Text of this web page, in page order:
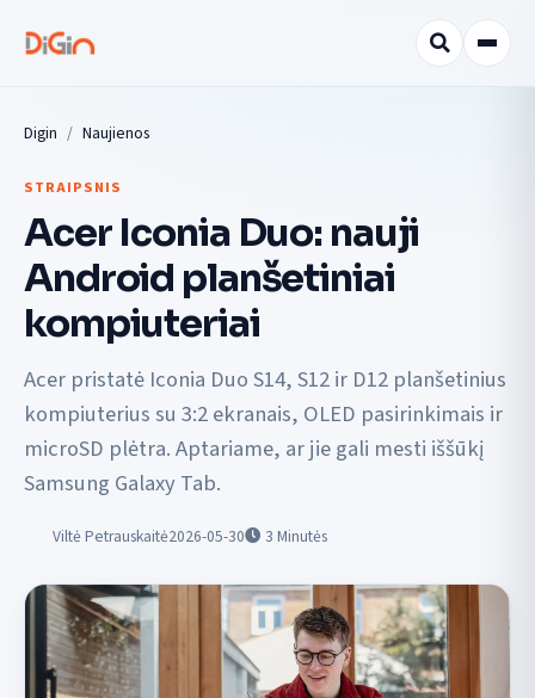
Digin Naujienos
STRAIPSNIS
Acer Iconia Duo: nauji
Android planšetiniai
kompiuteriai
Acer pristatė Iconia Duo S14, S12 ir D12 planšetinius
kompiuterius su 3:2 ekranais, OLED pasirinkimais ir
microSD plėtra. Aptariame, ar jie gali mesti iššūkį
Samsung Galaxy Tab.
Viltė Petrauskaitė2026-05-30 3 Minutės